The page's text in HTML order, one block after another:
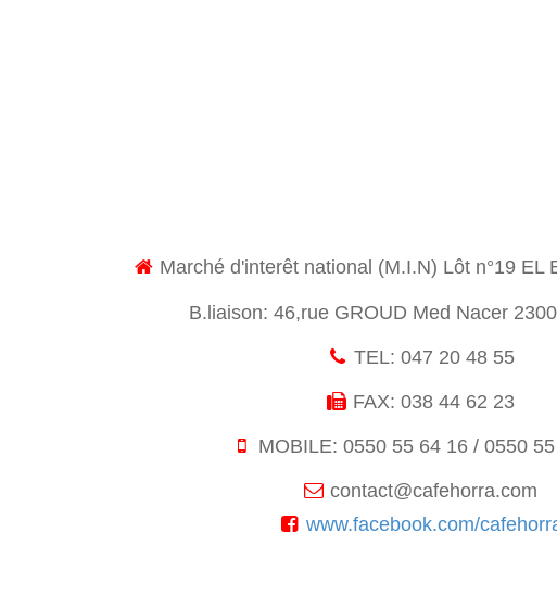
Marché d'interêt national (M.I.N) Lôt n°19 EL
B.liaison: 46,rue GROUD Med Nacer
TEL: 047 20 48 55
FAX: 038 44 62 23
MOBILE: 0550 55 64 16 / 0550
contact@cafehorra.com
www.facebook.com/